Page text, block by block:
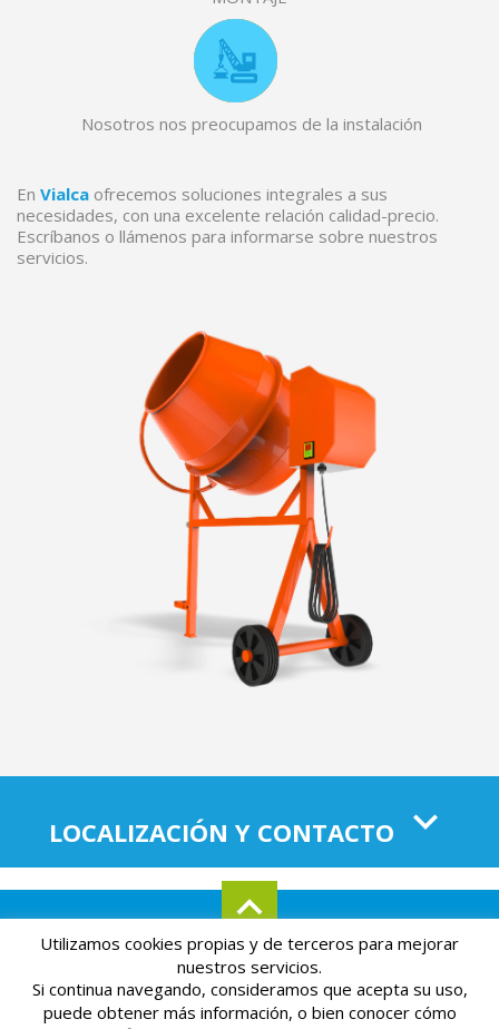
Nosotros nos preocupamos de la instalación
En Vialca ofrecemos soluciones integrales a sus
necesidades, con una excelente relación calidad-precio.
Escríbanos o llámenos para informarse sobre nuestros
servicios.
LOCALIZACIÓN Y CONTACTO
Mapa del sitio
Política de privacidad
Powered byPáginas Amarillas
Utilizamos cookies propias y de terceros para mejorar
nuestros servicios.
Si continua navegando, consideramos que acepta su uso,
puede obtener más información, o bien conocer cómo